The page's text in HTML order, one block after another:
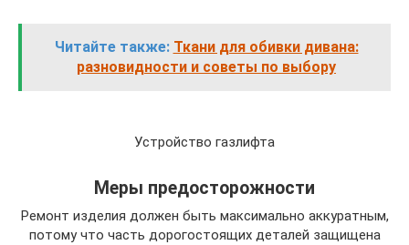
Читайте также: Ткани для обивки дивана:
разновидности и советы по выбору
Устройство газлифта
Меры предосторожности
Ремонт изделия должен быть максимально аккуратным,
потому что часть дорогостоящих деталей защищена